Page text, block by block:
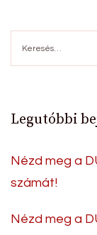
Legutóbbi
Nézd meg a
számát!
Nézd meg a